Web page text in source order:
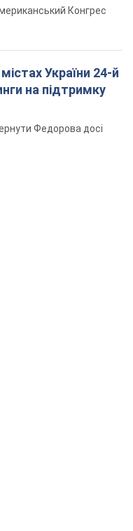
Конгрес
України 24-й
на підтримку
Федорова досі